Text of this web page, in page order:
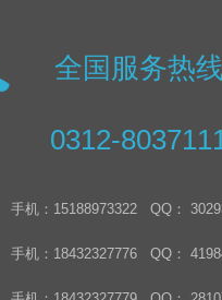
全国服务热线
0312-8037111
手机：15188973322 QQ：
手机：18432327776 QQ：